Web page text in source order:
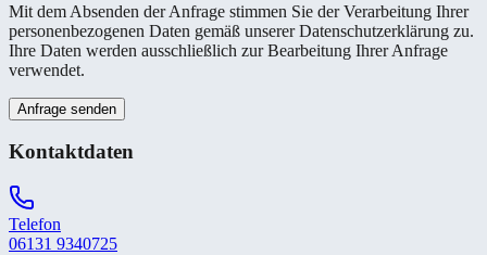
Mit dem Absenden der Anfrage stimmen Sie der Verarbeitung Ihrer
personenbezogenen Daten gemäß unserer Datenschutzerklärung zu.
Ihre Daten werden ausschließlich zur Bearbeitung Ihrer Anfrage
verwendet.
Anfrage senden
Kontaktdaten
Telefon
06131 9340725